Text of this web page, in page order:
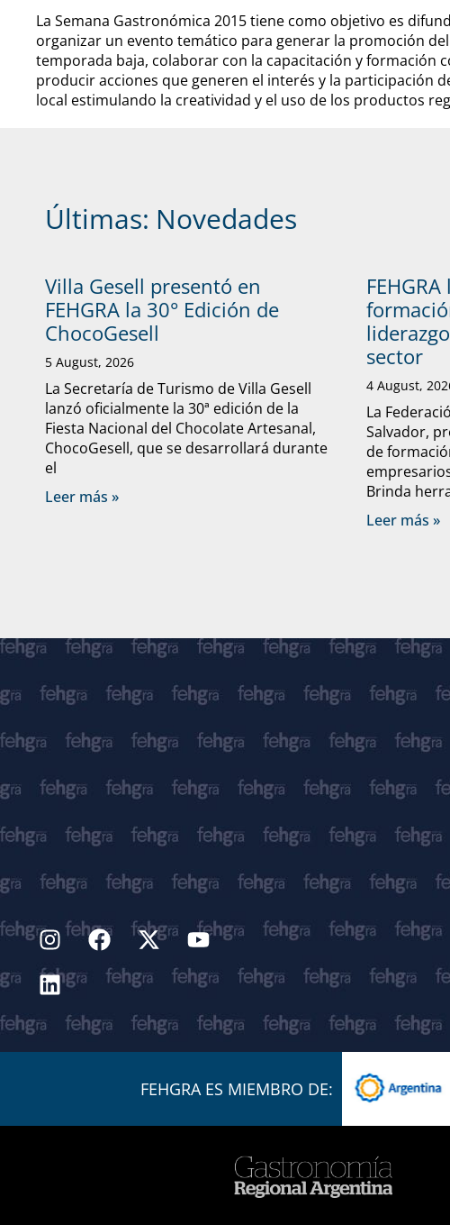
La Semana Gastronómica 2015 tiene como objetivo es
organizar un evento temático para generar la promoción
temporada baja, colaborar con la capacitación y formación
producir acciones que generen el interés y la participación
local estimulando la creatividad y el uso de los productos
Últimas: Novedades
Villa Gesell presentó en
FEHGRA la 30° Edición de
ChocoGesell
5 August, 2026
La Secretaría de Turismo de Villa Gesell
lanzó oficialmente la 30ª edición de la
Fiesta Nacional del Chocolate Artesanal,
ChocoGesell, que se desarrollará durante
el
Leer más »
sector
4 August,
La
Salvador,
de
Brinda
Leer más »
FEHGRA ES MIEMBRO DE: